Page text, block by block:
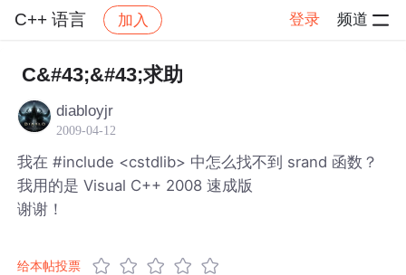
C++ 语言 加入 登录 频道
社区 C++ 语言 帖子详情
C&#43;&#43;求助
diabloyjr
2009-04-12
我在 #include <cstdlib> 中怎么找不到 srand 函数？
我用的是 Visual C++ 2008 速成版
谢谢！
给本帖投票